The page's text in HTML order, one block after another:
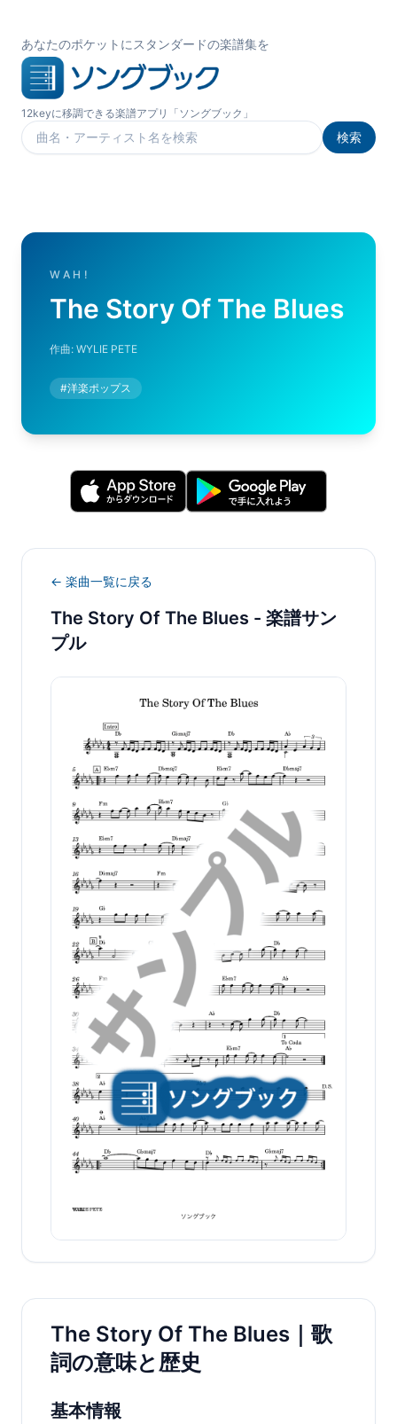
あなたのポケットにスタンダードの楽譜集を
12keyに移調できる楽譜アプリ「ソングブック」
楽曲を検索
検索
WAH!
The Story Of The Blues
作曲: WYLIE PETE
#洋楽ポップス
← 楽曲一覧に戻る
The Story Of The Blues - 楽譜サン
プル
The Story Of The Blues｜歌
詞の意味と歴史
基本情報